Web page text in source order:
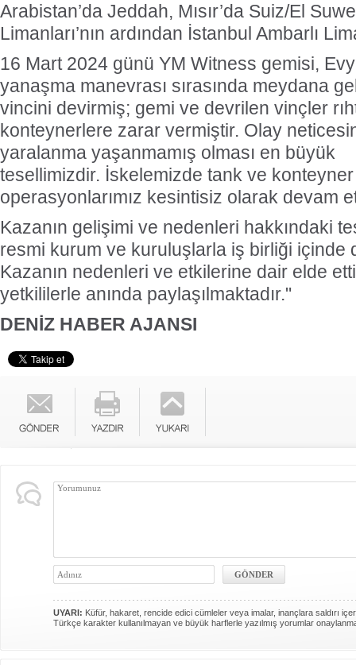
Arabistan’da Jeddah, Mısır’da Suiz/El
Limanları’nın ardından İstanbul Ambarlı
16 Mart 2024 günü YM Witness gemisi,
yanaşma manevrası sırasında meydana
vincini devirmiş; gemi ve devrilen vinçler
konteynerlere zarar vermiştir. Olay
yaralanma yaşanmamış olması en büyük
tesellimizdir. İskelemizde tank ve
operasyonlarımız kesintisiz olarak devam
Kazanın gelişimi ve nedenleri hakkındaki
resmi kurum ve kuruluşlarla iş birliği içinde
Kazanın nedenleri ve etkilerine dair elde
yetkililerle anında paylaşılmaktadır."
DENİZ HABER AJANSI
UYARI: Küfür, hakaret, rencide edici cümleler veya imalar, inançlara saldırı
Türkçe karakter kullanılmayan ve büyük harflerle yazılmış yorumlar